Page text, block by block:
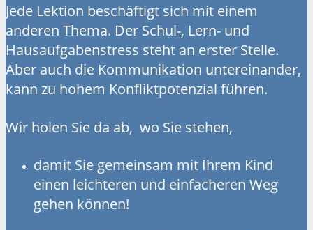
Jede Lektion beschäftigt sich mit einem
anderen Thema. Der Schul-, Lern- und
Hausaufgabenstress steht an erster Stelle.
Aber auch die Kommunikation untereinander,
kann zu hohem Konfliktpotenzial führen.
Wir holen Sie da ab, wo Sie stehen,
damit Sie gemeinsam mit Ihrem Kind
einen leichteren und einfacheren Weg
gehen können!